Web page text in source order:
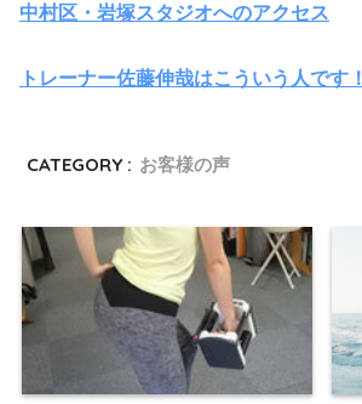
中村区・岩塚スタジオへのアクセス
トレーナー佐藤伸哉はこういう人です！
CATEGORY : お客様の声